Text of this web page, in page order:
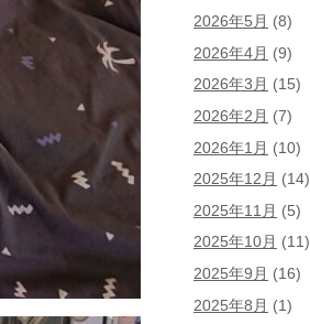
2026年5月 (8)
2026年4月 (9)
2026年3月 (15)
2026年2月 (7)
2026年1月 (10)
2025年12月 (14)
2025年11月 (5)
2025年10月 (11)
2025年9月 (16)
2025年8月 (1)